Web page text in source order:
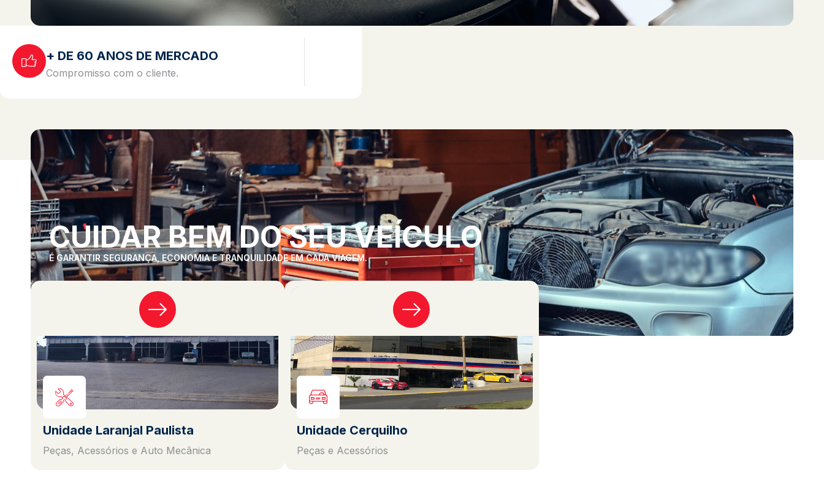
+ DE 60 ANOS DE MERCADO
Compromisso com o cliente.
CUIDAR BEM DO SEU VEÍCULO
É GARANTIR SEGURANÇA, ECONOMIA E TRANQUILIDADE EM CADA VIAGEM.
Unidade Laranjal Paulista
Peças, Acessórios e Auto Mecânica
Unidade Cerquilho
Peças e Acessórios